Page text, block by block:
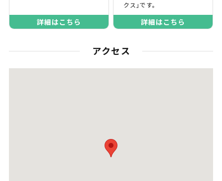
詳細はこちら
クス｣です。
詳細はこちら
アクセス